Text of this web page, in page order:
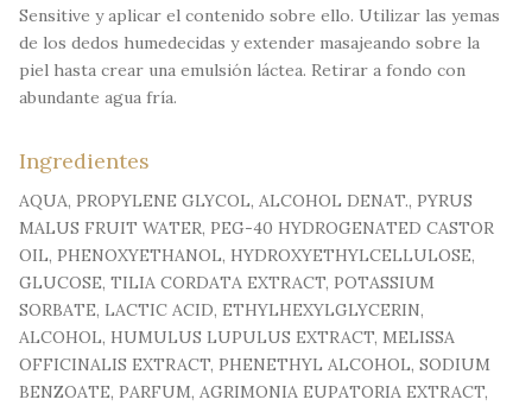
Sensitive y aplicar el contenido sobre ello. Utilizar las yemas
de los dedos humedecidas y extender masajeando sobre la
piel hasta crear una emulsión láctea. Retirar a fondo con
abundante agua fría.
Ingredientes
AQUA, PROPYLENE GLYCOL, ALCOHOL DENAT., PYRUS
MALUS FRUIT WATER, PEG-40 HYDROGENATED CASTOR
OIL, PHENOXYETHANOL, HYDROXYETHYLCELLULOSE,
GLUCOSE, TILIA CORDATA EXTRACT, POTASSIUM
SORBATE, LACTIC ACID, ETHYLHEXYLGLYCERIN,
ALCOHOL, HUMULUS LUPULUS EXTRACT, MELISSA
OFFICINALIS EXTRACT, PHENETHYL ALCOHOL, SODIUM
BENZOATE, PARFUM, AGRIMONIA EUPATORIA EXTRACT,